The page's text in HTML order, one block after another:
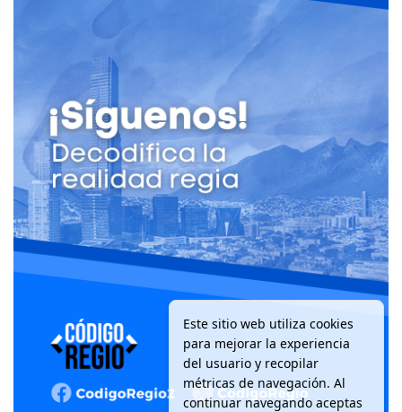
Este sitio web utiliza cookies
para mejorar la experiencia
del usuario y recopilar
métricas de navegación. Al
continuar navegando aceptas